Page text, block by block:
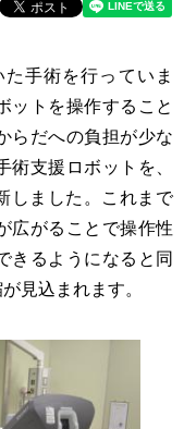
手術を行っていま
ットを操作すること
らだへの負担が少な
支援ロボットを、
しました。これまで
広がることで操作性
きるようになると同
見込まれます。